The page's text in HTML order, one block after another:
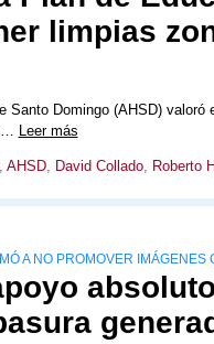
limpias
Santo Domingo (AHSD)
Leer más
, AHSD, David Collado, Roberto
A NO PROMOVER IMÁGENES